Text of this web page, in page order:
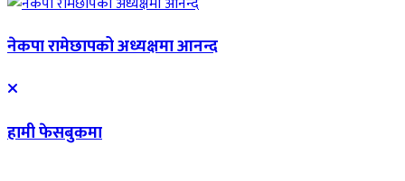
नेकपा रामेछापको अध्यक्षमा आनन्द
हामी फेसबुकमा